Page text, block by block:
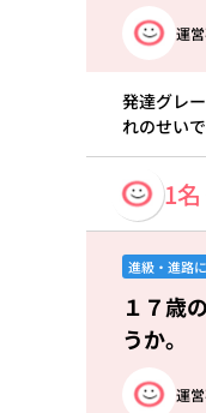
運
発達グレ
れのせい
1名
進級・進路
１７歳
うか。
運